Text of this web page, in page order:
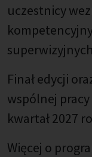
uczestnicy
Finał edycji
wspólnej
kwartał 2027
Więcej o